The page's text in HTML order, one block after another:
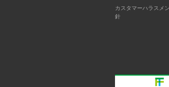
カスタマーハラスメ
針